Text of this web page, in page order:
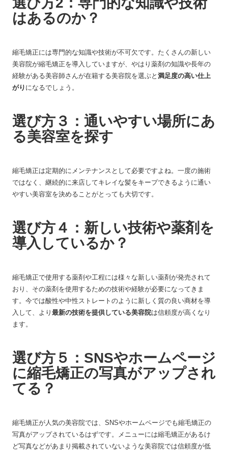
はあるのか？
縮毛矯正には専門的な知識や技術が不可欠です。たくさんの新しい
美容院が縮毛矯正を導入していますが、やはり薬剤の知識や長年の
経験がある美容師さんが在籍する美容院を選ぶと 満足度の高い仕上
がり になるでしょう。
選び方３：通いやすい場所にあ
る美容室を探す
縮毛矯正は定期的にメンテナンスとして必要ですよね。一度の施術
ではなく、継続的に来店してキレイな髪をキープできるように通い
やすい美容室を決めることがとっても大切です。
選び方４：新しい技術や薬剤を
導入しているか？
縮毛矯正で使用する薬剤や工程には様々な新しい薬剤が発売されて
おり、その薬剤を使用するための技術や経験が必要になってきま
す。今では酸性や中性ストレートのように新しく質の良い商材を導
入して、より 最新の技術を提供している美容院は信頼度が高くなり
ます。
選び方５：SNSやホームページ
に縮毛矯正の写真がアップされ
てる？
縮毛矯正が人気の美容院では、SNSやホームページでも縮毛矯正の
写真がアップされているはずです。メニューには縮毛矯正があるけ
ど写真などがあまり掲載されていないような美容院では信頼度が低